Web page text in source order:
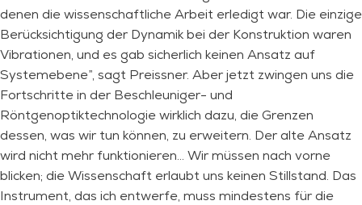
denen die wissenschaftliche Arbeit erledigt war. Die einzige
Berücksichtigung der Dynamik bei der Konstruktion waren
Vibrationen, und es gab sicherlich keinen Ansatz auf
Systemebene”, sagt Preissner. Aber jetzt zwingen uns die
Fortschritte in der Beschleuniger- und
Röntgenoptiktechnologie wirklich dazu, die Grenzen
dessen, was wir tun können, zu erweitern. Der alte Ansatz
wird nicht mehr funktionieren… Wir müssen nach vorne
blicken; die Wissenschaft erlaubt uns keinen Stillstand. Das
Instrument, das ich entwerfe, muss mindestens für die